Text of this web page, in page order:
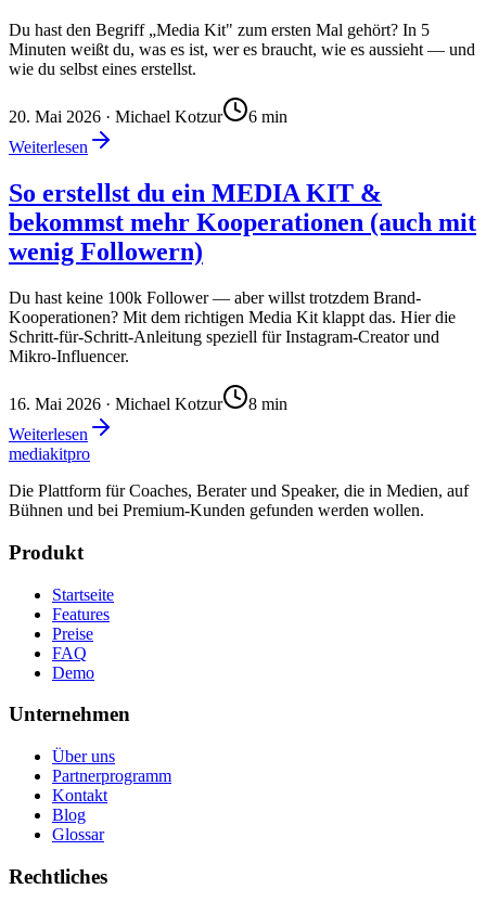
Du hast den Begriff „Media Kit" zum ersten Mal gehört? In 5
Minuten weißt du, was es ist, wer es braucht, wie es aussieht — und
wie du selbst eines erstellst.
20. Mai 2026 · Michael Kotzur 6 min
Weiterlesen
So erstellst du ein MEDIA KIT &
bekommst mehr Kooperationen (auch mit
wenig Followern)
Du hast keine 100k Follower — aber willst trotzdem Brand-
Kooperationen? Mit dem richtigen Media Kit klappt das. Hier die
Schritt-für-Schritt-Anleitung speziell für Instagram-Creator und
Mikro-Influencer.
16. Mai 2026 · Michael Kotzur 8 min
Weiterlesen
mediakitpro
Die Plattform für Coaches, Berater und Speaker, die in Medien, auf
Bühnen und bei Premium-Kunden gefunden werden wollen.
Produkt
Startseite
Features
Preise
FAQ
Demo
Unternehmen
Über uns
Partnerprogramm
Kontakt
Blog
Glossar
Rechtliches